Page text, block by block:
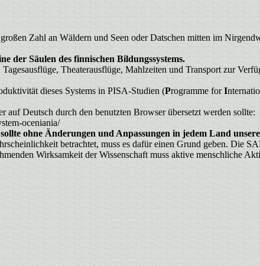
Zahl an Wäldern und Seen oder Datschen mitten im
der Säulen des finnischen Bildungssystems.
Theaterausflüge, Mahlzeiten und Transport zur
dieses Systems in PISA-Studien (Programme for I
auf Deutsch durch den benutzten Browser übersetzt werden sollte:
oceniania/
ohne Änderungen und Anpassungen in jedem Land
betrachtet, muss es dafür einen Grund geben. Die
Wirksamkeit der Wissenschaft muss aktive menschliche